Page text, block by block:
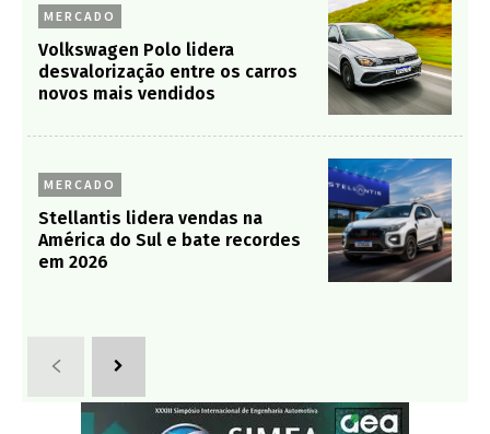
MERCADO
Volkswagen Polo lidera
desvalorização entre os carros
novos mais vendidos
MERCADO
Stellantis lidera vendas na
América do Sul e bate recordes
em 2026